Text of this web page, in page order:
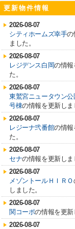
更新物件情報
2026-08-07
シティホームズ幸手の
ました。
2026-08-07
レジデンス白岡の情報
た。
2026-08-07
東鷲宮ニュータウン公
号棟の情報を更新しま
2026-08-07
レジーナ弐番館の情報
た。
2026-08-07
セナの情報を更新しま
2026-08-07
メゾントールＨＩＲＯ
しました。
2026-08-07
関コーポの情報を更新
2026-08-07